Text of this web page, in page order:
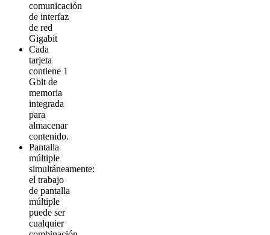
comunicación
de interfaz
de red
Gigabit
Cada
tarjeta
contiene 1
Gbit de
memoria
integrada
para
almacenar
contenido.
Pantalla
múltiple
simultáneamente:
el trabajo
de pantalla
múltiple
puede ser
cualquier